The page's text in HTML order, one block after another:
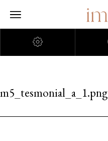
m5_tesmonial_a_1.png